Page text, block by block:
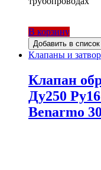
В корзину
Добавить в
Клапаны и
Клапан
Ду250
Benarmo